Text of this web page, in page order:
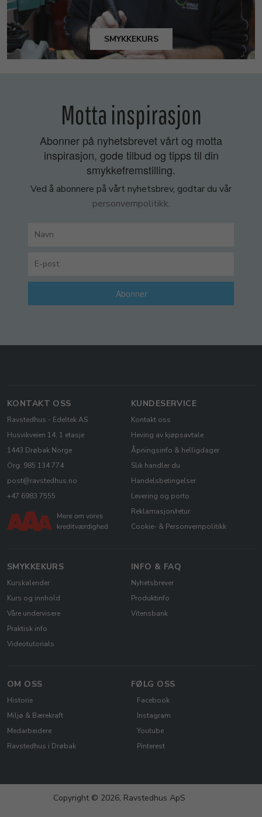
SMYKKEKURS
Motta inspirasjon
Abonner på nyhetsbrevet vårt og motta
inspirasjon, gode tilbud og tipps til din
smykkefremstilling.
Ved å abonnere på vårt nyhetsbrev, godtar du vår
personvernpolitikk.
Abonner
KONTAKT OSS
Ravstedhus - Edeltek AS
Husvikveien 14, 1 etasje
1443 Drøbak Norge
Org: 985 134 774
post@ravstedhus.no
+47 6983 7555
KUNDESERVICE
Kontakt oss
Heving av kjøpsavtale
Åpningsinfo & helligdager
Slik handler du
Handelsbetingelser
Levering og porto
Reklamasjon/retur
Cookie- & Personvernpolitikk
SMYKKEKURS
Kurskalender
Kurs og innhold
Våre undervisere
Praktisk info
Videotutorials
INFO & FAQ
Nyhetsbrever
Produktinfo
Vitensbank
OM OSS
Historie
Miljø & Bærekraft
Medarbeidere
Ravstedhus i Drøbak
FØLG OSS
Facebook
Instagram
Youtube
Pinterest
Copyright © 2026, Ravstedhus ApS